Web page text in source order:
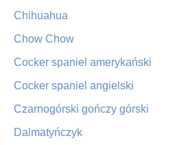
Chihuahua
Chow Chow
Cocker spaniel amerykański
Cocker spaniel angielski
Czarnogórski gończy górski
Dalmatyńczyk